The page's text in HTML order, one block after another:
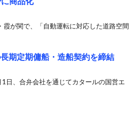
が関で、「自動運転に対応した道路空間
期定期傭船・造船契約を締結
日、合弁会社を通じてカタールの国営エ